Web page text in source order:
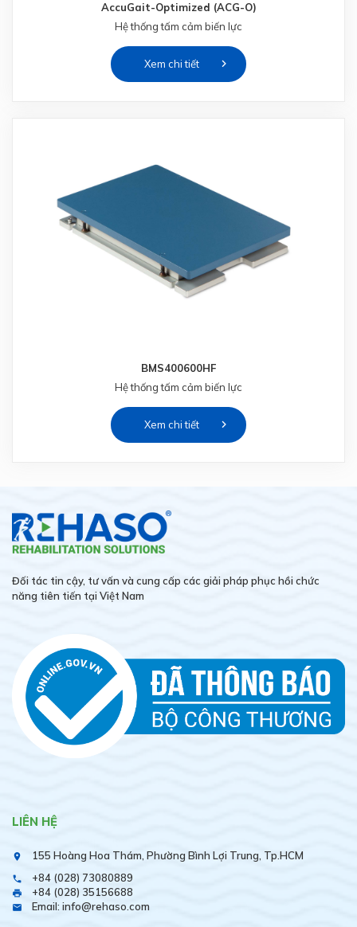
AccuGait-Optimized (ACG-O)
Hệ thống tấm cảm biến lực
Xem chi tiết
BMS400600HF
Hệ thống tấm cảm biến lực
Xem chi tiết
Đối tác tin cậy, tư vấn và cung cấp các giải pháp phục hồi chức
năng tiên tiến tại Việt Nam
LIÊN HỆ
place 155 Hoàng Hoa Thám, Phường Bình Lợi Trung, Tp.HCM
phone +84 (028) 73080889
print +84 (028) 35156688
email Email: info@rehaso.com